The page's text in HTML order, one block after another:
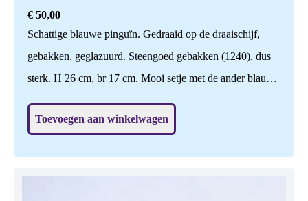
€ 50,00
Schattige blauwe pinguïn. Gedraaid op de draaischijf,
gebakken, geglazuurd. Steengoed gebakken (1240), dus
sterk. H 26 cm, br 17 cm. Mooi setje met de ander blauwe
Toevoegen aan winkelwagen